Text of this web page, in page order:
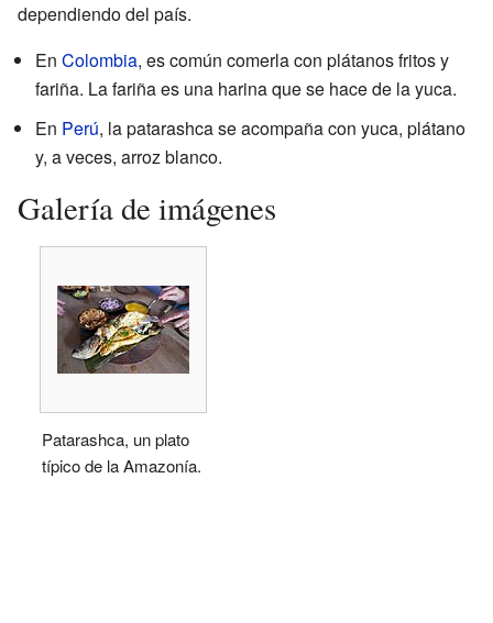
dependiendo del país.
En Colombia, es común comerla con plátanos fritos y
fariña. La fariña es una harina que se hace de la yuca.
En Perú, la patarashca se acompaña con yuca, plátano
y, a veces, arroz blanco.
Galería de imágenes
Patarashca, un plato
típico de la Amazonía.